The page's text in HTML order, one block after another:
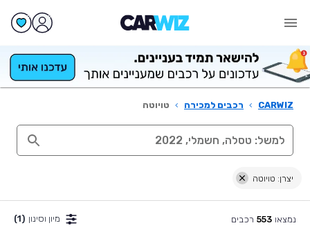
CARWIZ
› רכבים למכירה › טויוטה
יצרן: טויוטה
נמצאו 553 רכבים מיון וסינון (1)